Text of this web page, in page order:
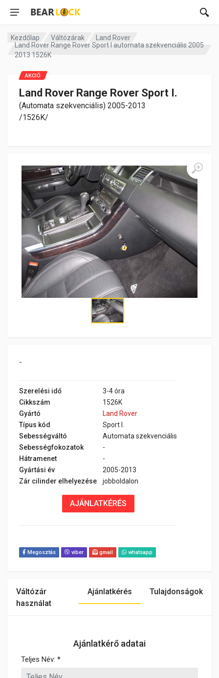
Kezdőlap Váltózárak
Land Rover
Land Rover Range Rover Sport I automata szekvenciális 2005
2013 1526K
Land Rover Range Rover Sport I.
(Automata szekvenciális) 2005-2013
/1526K/
-
AKCIÓ
Szerelési idő
3-4 óra
Cikkszám
1526K
Gyártó
Land Rover
Típus kód
Sport I.
Sebességváltó
Automata szekvenciális
Sebességfokozatok
-
Hátramenet
-
Gyártási év
2005-2013
Zár cilinder elhelyezése
jobboldalon
AJÁNLATKÉRÉS
Megosztás viber gmail whatsapp
Váltózár
használat
Ajánlatkérés Tulajdonságok
Ajánlatkérő adatai
Teljes Név: *